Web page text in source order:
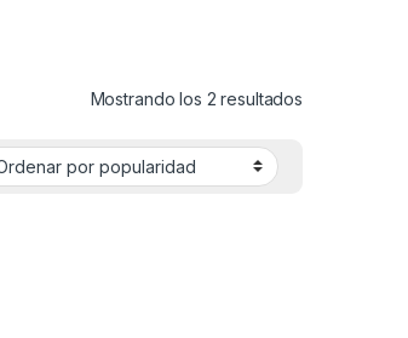
Mostrando los 2 resultados